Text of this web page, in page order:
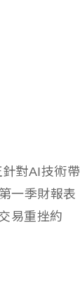
對AI技術帶
一季財報表
易重挫約